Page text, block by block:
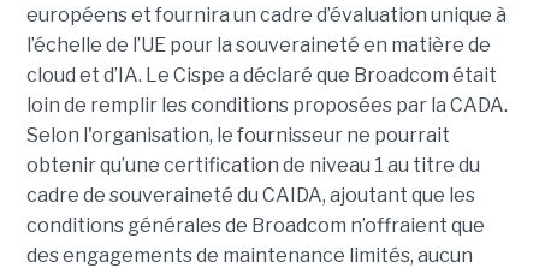
européens et fournira un cadre d’évaluation unique à
l’échelle de l’UE pour la souveraineté en matière de
cloud et d’IA. Le Cispe a déclaré que Broadcom était
loin de remplir les conditions proposées par la CADA.
Selon l'organisation, le fournisseur ne pourrait
obtenir qu’une certification de niveau 1 au titre du
cadre de souveraineté du CAIDA, ajoutant que les
conditions générales de Broadcom n’offraient que
des engagements de maintenance limités, aucun